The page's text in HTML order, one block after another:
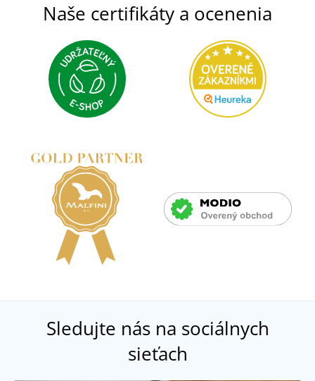
Naše certifikáty a ocenenia
Sledujte nás na sociálnych
sieťach